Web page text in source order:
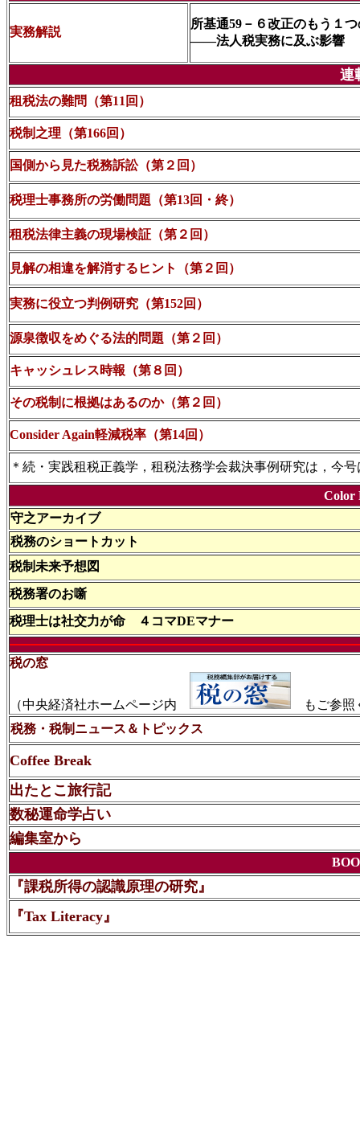
実務解説
所基通59－６改正のもう１
――法人税実務に及ぶ影響
連
租税法の難問（第11回）
税制之理（第166回）
国側から見た税務訴訟（第２回）
税理士事務所の労働問題（第13回・終）
租税法律主義の現場検証（第２回）
見解の相違を解消するヒント（第２回）
実務に役立つ判例研究（第152回）
源泉徴収をめぐる法的問題（第２回）
キャッシュレス時報（第８回）
その税制に根拠はあるのか（第２回）
Consider Again軽減税率（第14回）
＊続・実践租税正義学，租税法務学会裁決事例研究は，今
Color
守之アーカイブ
税務のショートカット
税制未来予想図
税務署のお噺
税理士は社交力が命 ４コマDEマナー
税の窓
（中央経済社ホームページ内
もご参照
税務・税制ニュース＆トピックス
Coffee Break
出たとこ旅行記
数秘運命学占い
編集室から
『課税所得の認識原理の研究』
『Tax Literacy』